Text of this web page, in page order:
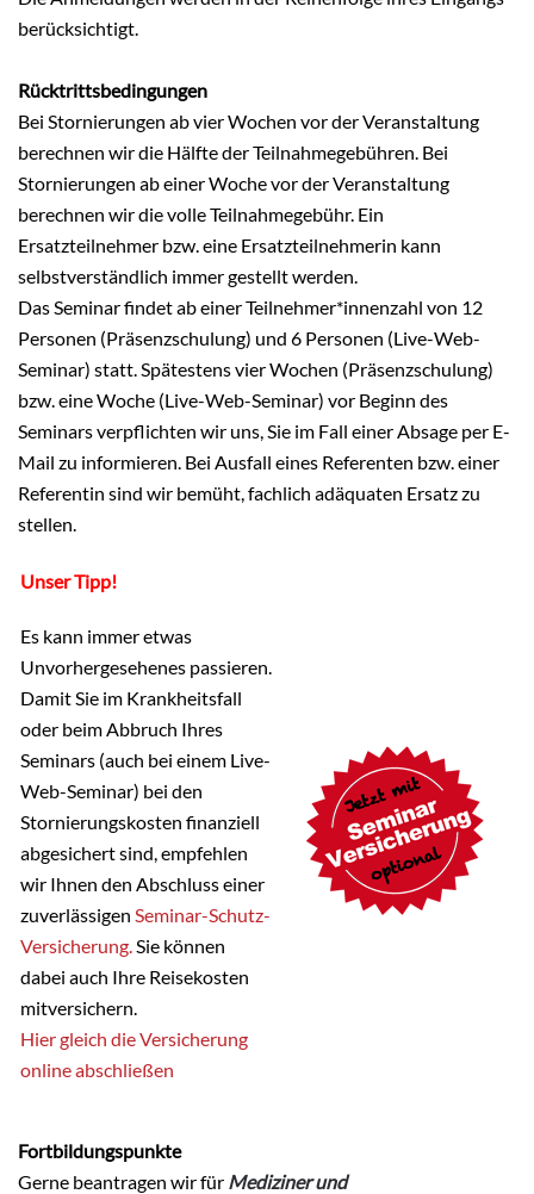
berücksichtigt.
Rücktrittsbedingungen
Bei Stornierungen ab vier Wochen vor der Veranstaltung
berechnen wir die Hälfte der Teilnahmegebühren. Bei
Stornierungen ab einer Woche vor der Veranstaltung
berechnen wir die volle Teilnahmegebühr. Ein
Ersatzteilnehmer bzw. eine Ersatzteilnehmerin kann
selbstverständlich immer gestellt werden.
Das Seminar findet ab einer Teilnehmer*innenzahl von 12
Personen (Präsenzschulung) und 6 Personen (Live-Web-
Seminar) statt. Spätestens vier Wochen (Präsenzschulung)
bzw. eine Woche (Live-Web-Seminar) vor Beginn des
Seminars verpflichten wir uns, Sie im Fall einer Absage per E-
Mail zu informieren. Bei Ausfall eines Referenten bzw. einer
Referentin sind wir bemüht, fachlich adäquaten Ersatz zu
stellen.
Unser Tipp!
Es kann immer etwas
Unvorhergesehenes passieren.
Damit Sie im Krankheitsfall
oder beim Abbruch Ihres
Seminars (auch bei einem Live-
Web-Seminar) bei den
Stornierungskosten finanziell
abgesichert sind, empfehlen
wir Ihnen den Abschluss einer
zuverlässigen Seminar-Schutz-
Versicherung.Sie können
dabei auch Ihre Reisekosten
mitversichern.
Hier gleich die Versicherung
online abschließen
Fortbildungspunkte
Gerne beantragen wir für Mediziner und